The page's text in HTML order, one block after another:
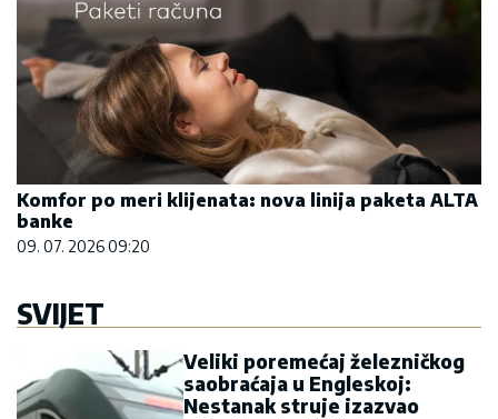
Komfor po meri klijenata: nova linija paketa ALTA
banke
09. 07. 2026 09:20
SVIJET
Veliki poremećaj železničkog
saobraćaja u Engleskoj:
Nestanak struje izazvao